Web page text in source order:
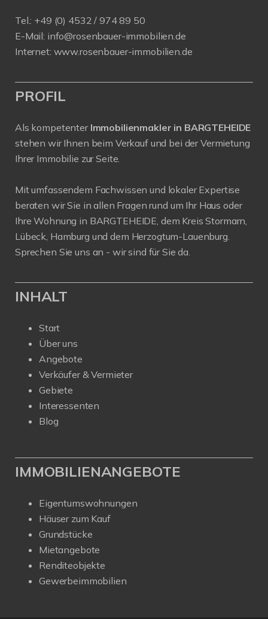
Tel.: +49 (0) 4532 / 974 89 50
E-Mail: info@rosenbauer-immobilien.de
Internet: www.rosenbauer-immobilien.de
PROFIL
Als kompetenter Immobilienmakler in BARGTEHEIDE
stehen wir Ihnen beim Verkauf und bei der Vermietung
Ihrer Immobilie zur Seite.
Mit umfassendem Fachwissen und lokaler Expertise
beraten wir Sie in allen Fragen rund um Ihr Haus oder
Ihre Wohnung in BARGTEHEIDE, dem Kreis Stormarn,
Lübeck, Hamburg und dem Herzogtum-Lauenburg.
Sprechen Sie uns an - wir sind für Sie da.
INHALT
Start
Über uns
Angebote
Verkäufer & Vermieter
Gebiete
Interessenten
Blog
IMMOBILIENANGEBOTE
Eigentumswohnungen
Häuser zum Kauf
Grundstücke
Mietangebote
Renditeobjekte
Gewerbeimmobilien